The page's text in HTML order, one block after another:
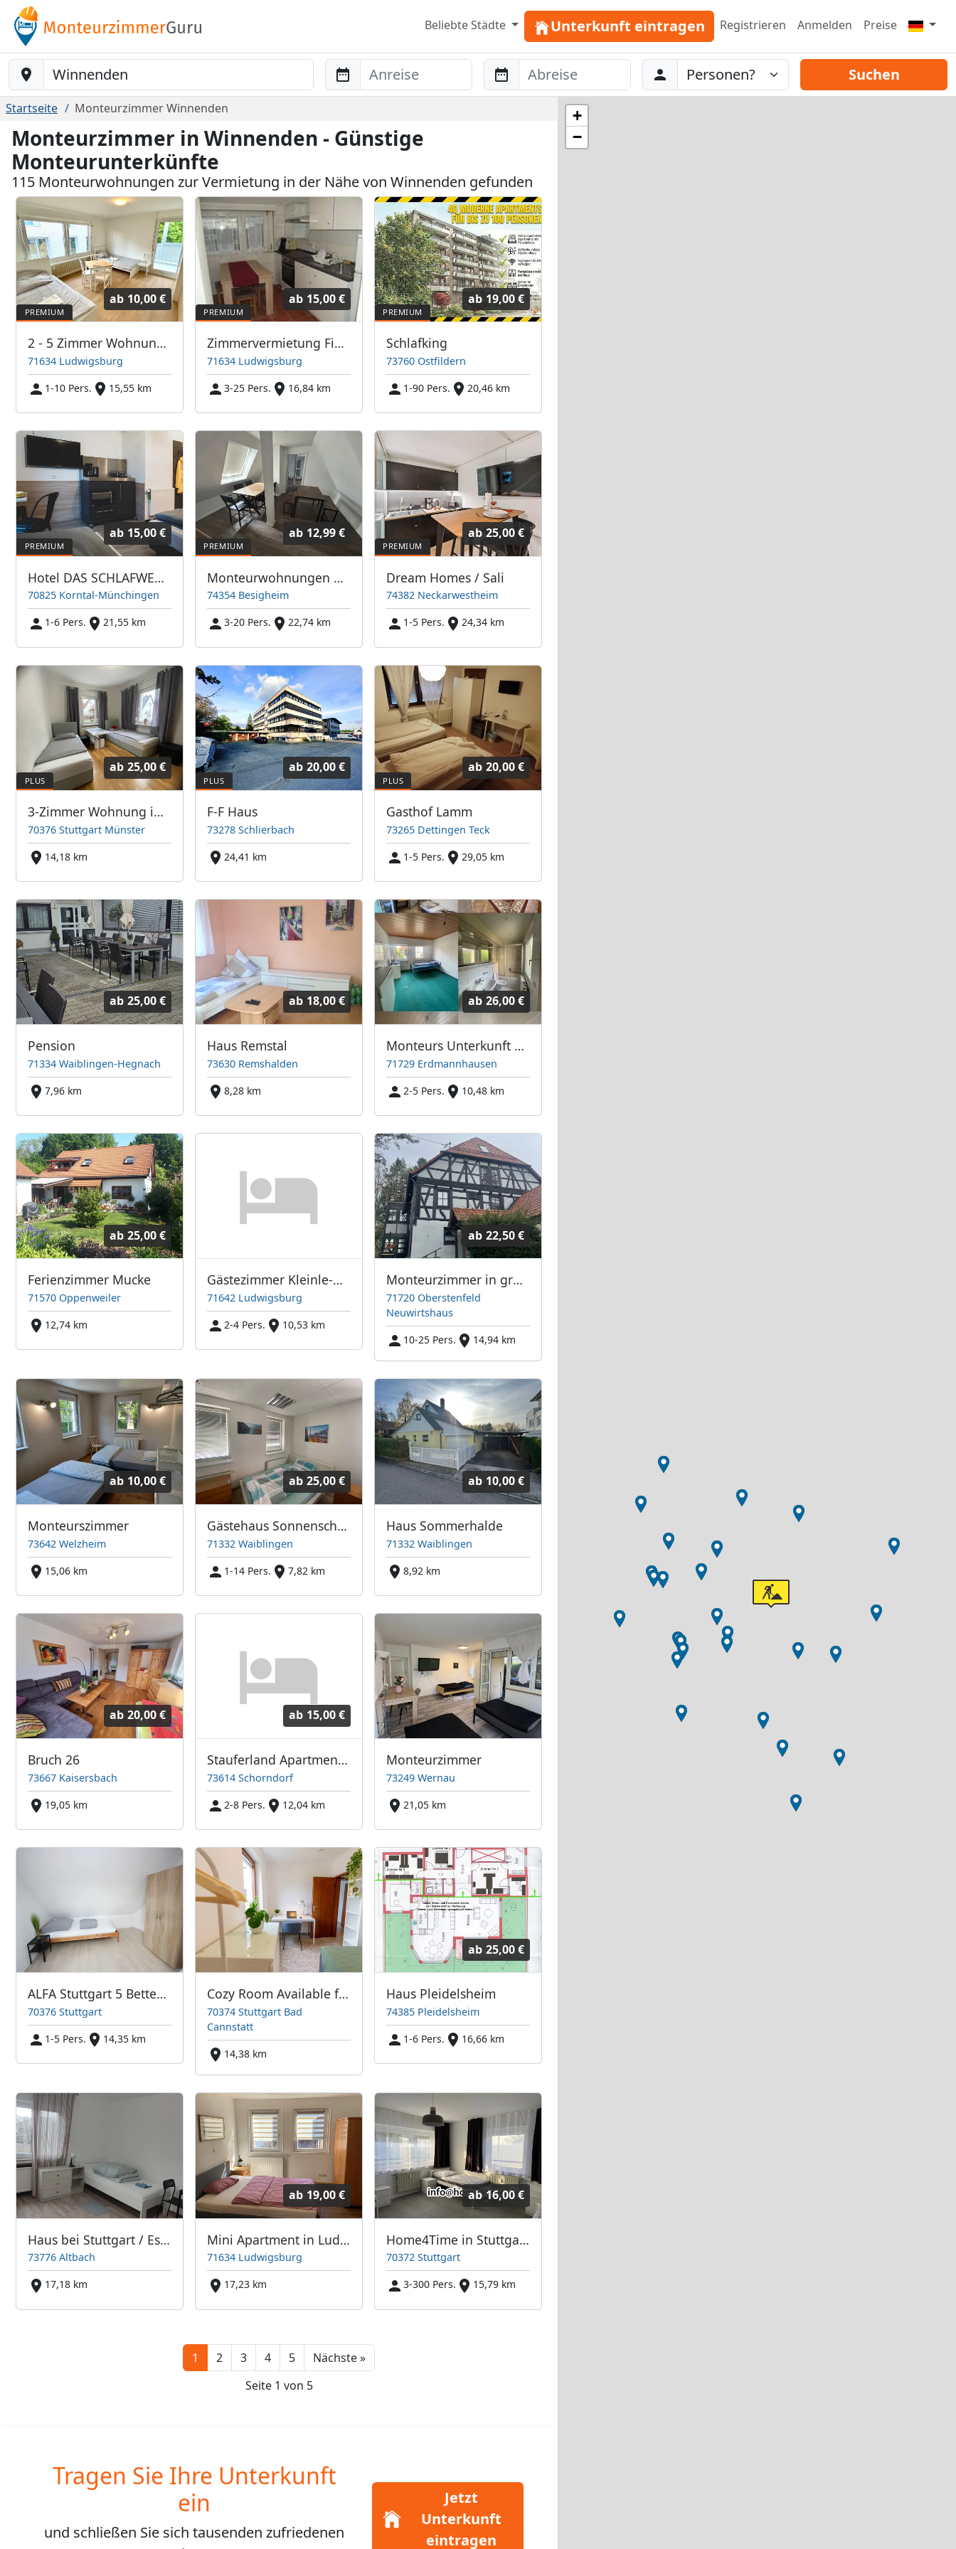
Beliebte Städte Unterkunft eintragen Registrieren Anmelden Preise
Baustelle-Location Anreise Abreise Abreise
Personen Suchen
Startseite Monteurzimmer Winnenden
Monteurzimmer in Winnenden - Günstige
Monteurunterkünfte
115 Monteurwohnungen zur Vermietung in der Nähe von Winnenden gefunden
ab 10,00 €
2 - 5 Zimmer Wohnungen in Ludwigsburg
71634 Ludwigsburg
1-10 Pers.
15,55 km
ab 15,00 €
Zimmervermietung Final
71634 Ludwigsburg
3-25 Pers.
16,84 km
ab 19,00 €
Schlafking
73760 Ostfildern
1-90 Pers.
20,46 km
ab 15,00 €
Hotel DAS SCHLAFWERK Stuttgart-Nord
70825 Korntal-Münchingen
1-6 Pers.
21,55 km
ab 12,99 €
Monteurwohnungen Besigheim - mit Parkplatz
74354 Besigheim
3-20 Pers.
22,74 km
ab 25,00 €
Dream Homes / Sali
74382 Neckarwestheim
1-5 Pers.
24,34 km
ab 25,00 €
3-Zimmer Wohnung in Stuttgart-Münster
70376 Stuttgart Münster
14,18 km
ab 20,00 €
F-F Haus
73278 Schlierbach
24,41 km
ab 20,00 €
Gasthof Lamm
73265 Dettingen Teck
1-5 Pers.
29,05 km
ab 25,00 €
Pension
71334 Waiblingen-Hegnach
7,96 km
ab 18,00 €
Haus Remstal
73630 Remshalden
8,28 km
ab 26,00 €
Monteurs Unterkunft mit allem drum und dran
71729 Erdmannhausen
2-5 Pers.
10,48 km
ab 25,00 €
Ferienzimmer Mucke
71570 Oppenweiler
12,74 km
Gästezimmer Kleinle-Bühler
71642 Ludwigsburg
2-4 Pers.
10,53 km
ab 22,50 €
Monteurzimmer in grüner Umgebung
71720 Oberstenfeld
Neuwirtshaus
10-25 Pers.
14,94 km
ab 10,00 €
Monteurszimmer
73642 Welzheim
15,06 km
ab 25,00 €
Gästehaus Sonnenschein
71332 Waiblingen
1-14 Pers.
7,82 km
ab 10,00 €
Haus Sommerhalde
71332 Waiblingen
8,92 km
ab 20,00 €
Bruch 26
73667 Kaisersbach
19,05 km
ab 15,00 €
Stauferland Apartments Schorndorf
73614 Schorndorf
2-8 Pers.
12,04 km
Monteurzimmer
73249 Wernau
21,05 km
ALFA Stuttgart 5 Betten 3 Zimmer Küche Netflix INET WM
70376 Stuttgart
1-5 Pers.
14,35 km
Cozy Room Available from March (women only!)
70374 Stuttgart Bad
Cannstatt
14,38 km
ab 25,00 €
Haus Pleidelsheim
74385 Pleidelsheim
1-6 Pers.
16,66 km
Haus bei Stuttgart / Esslingen
73776 Altbach
17,18 km
ab 19,00 €
Mini Apartment in Ludwigsburg
71634 Ludwigsburg
17,23 km
ab 16,00 €
Home4Time in Stuttgart/Stadtteile/Umland
70372 Stuttgart
3-300 Pers.
15,79 km
1 2 3 4 5 Nächste »Next
Seite 1 von 5
Tragen Sie Ihre Unterkunft
ein
und schließen Sie sichtausenden zufriedenen
Jetzt
Unterkunft
eintragen
+
−